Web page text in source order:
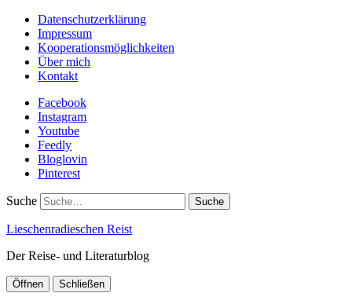
Datenschutzerklärung
Impressum
Kooperationsmöglichkeiten
Über mich
Kontakt
Facebook
Instagram
Youtube
Feedly
Bloglovin
Pinterest
Suche
Lieschenradieschen Reist
Der Reise- und Literaturblog
Öffnen Schließen